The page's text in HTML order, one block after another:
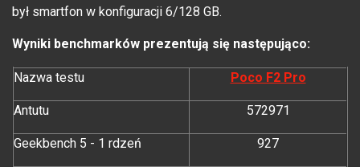
był smartfon w konfiguracji 6/128 GB.
Wyniki benchmarków prezentują się następująco:
Nazwa testu Poco F2 Pro
Antutu 572971
Geekbench 5 - 1 rdzeń 927